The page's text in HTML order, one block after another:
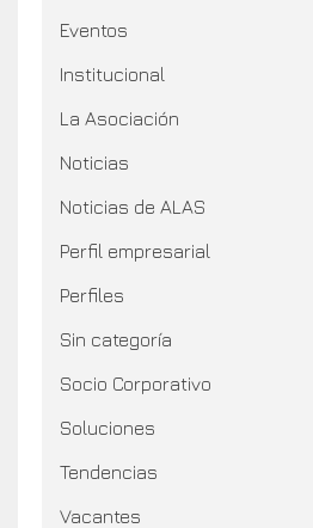
Eventos
Institucional
La Asociación
Noticias
Noticias de ALAS
Perfil empresarial
Perfiles
Sin categoría
Socio Corporativo
Soluciones
Tendencias
Vacantes